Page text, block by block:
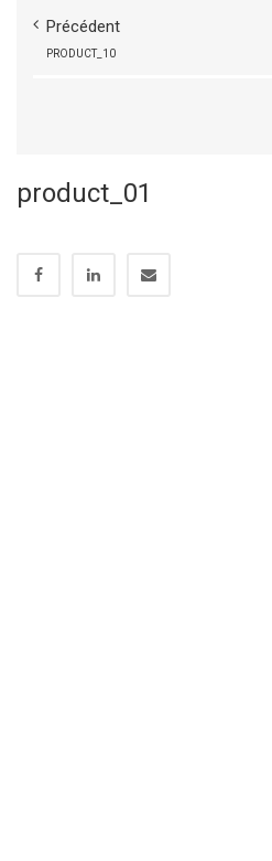
Précédent
PRODUCT_10
product_01